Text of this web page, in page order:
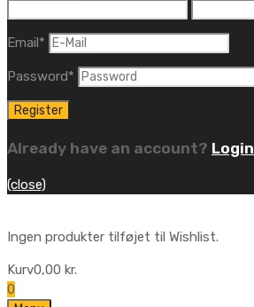
Email*
Password*
Already have an account? Login
(close)
Ingen produkter tilføjet til Wishlist.
Kurv0,00 kr.
0